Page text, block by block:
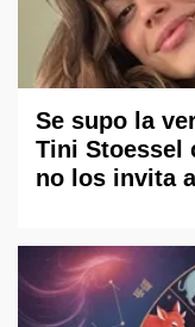
Se supo la
Tini Stoessel
no los invita